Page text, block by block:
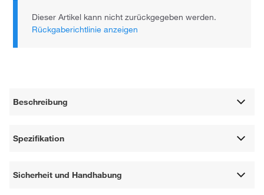
Dieser Artikel kann nicht zurückgegeben werden.
Rückgaberichtlinie anzeigen
Beschreibung
Spezifikation
Sicherheit und Handhabung